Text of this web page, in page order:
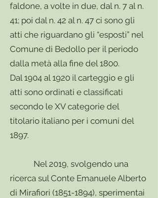
faldone, a volte in due, dal n. 7 al n.
41; poi dal n. 42 al n. 47 ci sono gli
atti che riguardano gli “esposti” nel
Comune di Bedollo per il periodo
dalla metà alla fine del 1800.
Dal 1904 al 1920 il carteggio e gli
atti sono ordinati e classificati
secondo le XV categorie del
titolario italiano per i comuni del
1897.
Nel 2019, svolgendo una
ricerca sul Conte Emanuele Alberto
di Mirafiori (1851-1894), sperimentai